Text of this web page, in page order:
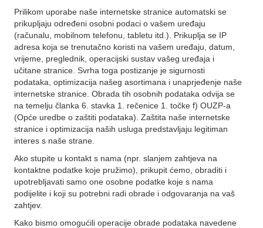
Prilikom uporabe naše internetske stranice automatski se
prikupljaju određeni osobni podaci o vašem uređaju
(računalu, mobilnom telefonu, tabletu itd.). Prikuplja se IP
adresa koja se trenutačno koristi na vašem uređaju, datum,
vrijeme, preglednik, operacijski sustav vašeg uređaja i
učitane stranice. Svrha toga postizanje je sigurnosti
podataka, optimizacija našeg asortimana i unaprjeđenje naše
internetske stranice. Obrada tih osobnih podataka odvija se
na temelju članka 6. stavka 1. rečenice 1. točke f) OUZP-a
(Opće uredbe o zaštiti podataka). Zaštita naše internetske
stranice i optimizacija naših usluga predstavljaju legitiman
interes s naše strane.
Ako stupite u kontakt s nama (npr. slanjem zahtjeva na
kontaktne podatke koje pružimo), prikupit ćemo, obraditi i
upotrebljavati samo one osobne podatke koje s nama
podijelite i koji su potrebni radi obrade i odgovaranja na vaš
zahtjev.
Kako bismo omogućili operacije obrade podataka navedene